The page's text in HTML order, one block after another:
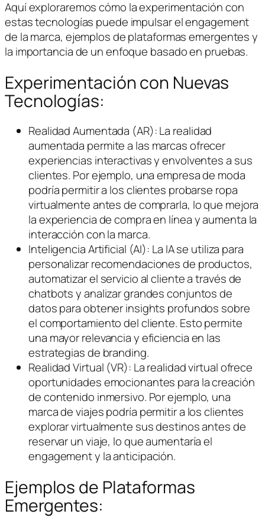
Aquí exploraremos cómo la experimentación con
estas tecnologías puede impulsar el engagement
de la marca, ejemplos de plataformas emergentes y
la importancia de un enfoque basado en pruebas.
Experimentación con Nuevas
Tecnologías:
Realidad Aumentada (AR): La realidad
aumentada permite a las marcas ofrecer
experiencias interactivas y envolventes a sus
clientes. Por ejemplo, una empresa de moda
podría permitir a los clientes probarse ropa
virtualmente antes de comprarla, lo que mejora
la experiencia de compra en línea y aumenta la
interacción con la marca.
Inteligencia Artificial (AI): La IA se utiliza para
personalizar recomendaciones de productos,
automatizar el servicio al cliente a través de
chatbots y analizar grandes conjuntos de
datos para obtener insights profundos sobre
el comportamiento del cliente. Esto permite
una mayor relevancia y eficiencia en las
estrategias de branding.
Realidad Virtual (VR): La realidad virtual ofrece
oportunidades emocionantes para la creación
de contenido inmersivo. Por ejemplo, una
marca de viajes podría permitir a los clientes
explorar virtualmente sus destinos antes de
reservar un viaje, lo que aumentaría el
engagement y la anticipación.
Ejemplos de Plataformas
Emergentes: